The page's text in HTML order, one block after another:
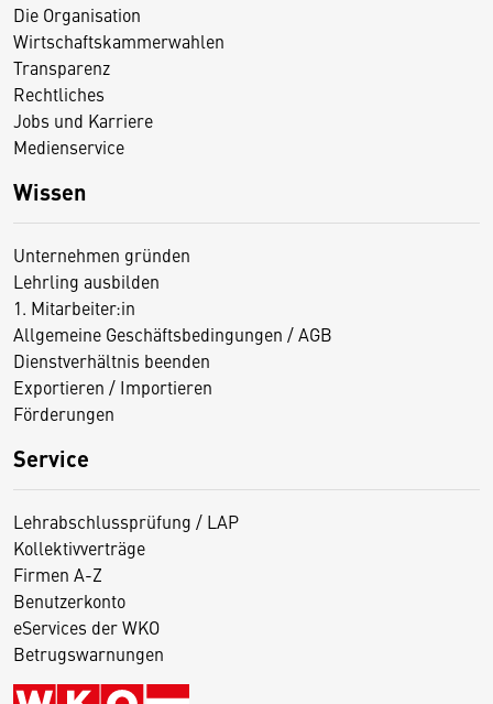
Die Organisation
Wirtschaftskammerwahlen
Transparenz
Rechtliches
Jobs und Karriere
Medienservice
Wissen
Unternehmen gründen
Lehrling ausbilden
1. Mitarbeiter:in
Allgemeine Geschäftsbedingungen / AGB
Dienstverhältnis beenden
Exportieren / Importieren
Förderungen
Service
Lehrabschlussprüfung / LAP
Kollektivverträge
Firmen A-Z
Benutzerkonto
eServices der WKO
Betrugswarnungen